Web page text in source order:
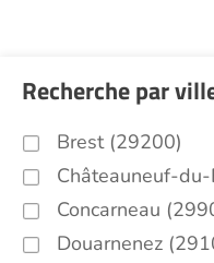
Recherche par
Brest (29200)
Châteauneuf-
Concarneau
Douarnenez